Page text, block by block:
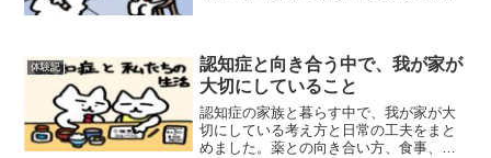
体験記
認知症と向き合う中で、我が家が
大切にしていること
認知症の家族と暮らす中で、我が家が大
切にしている考え方と日常の工夫をまと
めました。薬との向き合い方、食事、生